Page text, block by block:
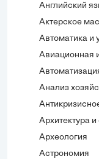
Английский
Актерское
Автоматика и
Авиационная
Анализ
Архитектура и
Археология
Астрономия